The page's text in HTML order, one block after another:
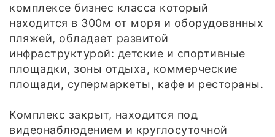
комплексе бизнес класса который
находится в 300м от моря и оборудованных
пляжей, обладает развитой
инфраструктурой: детские и спортивные
площадки, зоны отдыха, коммерческие
площади, супермаркеты, кафе и рестораны.
Комплекс закрыт, находится под
видеонаблюдением и круглосуточной